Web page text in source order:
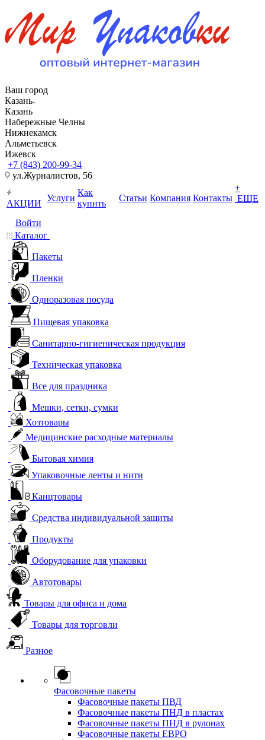
Ваш город
Казань
Казань
Набережные Челны
Нижнекамск
Альметьевск
Ижевск
+7 (843) 200-99-34
ул.Журналистов, 56
АКЦИИ
Услуги
Как
купить
Статьи Компания Контакты
+
ЕЩЕ
Войти
Каталог
Пакеты
Пленки
Одноразовая посуда
Пищевая упаковка
Санитарно-гигиеническая продукция
Техническая упаковка
Все для праздника
Мешки, сетки, сумки
Хозтовары
Медицинские расходные материалы
Бытовая химия
Упаковочные ленты и нити
Канцтовары
Средства индивидуальной защиты
Продукты
Оборудование для упаковки
Автотовары
Товары для офиса и дома
Товары для торговли
Разное
Фасовочные пакеты
Фасовочные пакеты ПВД
Фасовочные пакеты ПНД в пластах
Фасовочные пакеты ПНД в рулонах
Фасовочные пакеты ЕВРО